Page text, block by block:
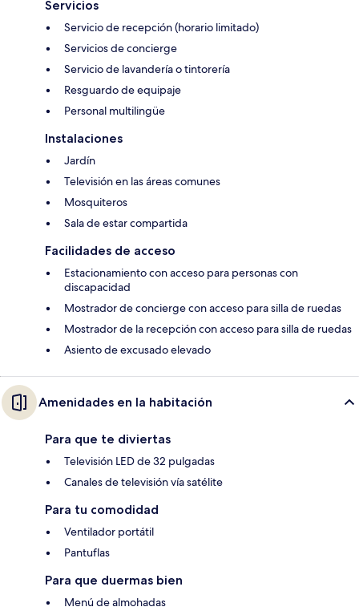
Servicios
Servicio de recepción (horario limitado)
Servicios de concierge
Servicio de lavandería o tintorería
Resguardo de equipaje
Personal multilingüe
Instalaciones
Jardín
Televisión en las áreas comunes
Mosquiteros
Sala de estar compartida
Facilidades de acceso
Estacionamiento con acceso para personas con
discapacidad
Mostrador de concierge con acceso para silla de ruedas
Mostrador de la recepción con acceso para silla de ruedas
Asiento de excusado elevado
Amenidades en la habitación
Para que te diviertas
Televisión LED de 32 pulgadas
Canales de televisión vía satélite
Para tu comodidad
Ventilador portátil
Pantuflas
Para que duermas bien
Menú de almohadas